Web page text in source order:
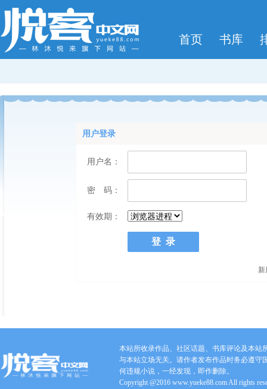
首页 书库
用户登录
用户名：
密 码：
有效期：
新
本站所收录作品、社区话题、书库评论及本站
与本站立场无关。请作者发布作品时务必遵守
何违规小说，一经发现，即作删除。
Copyright @2016 www.yueke88.com All rights